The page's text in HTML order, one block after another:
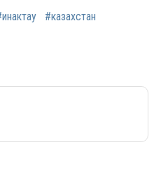
#казахстан